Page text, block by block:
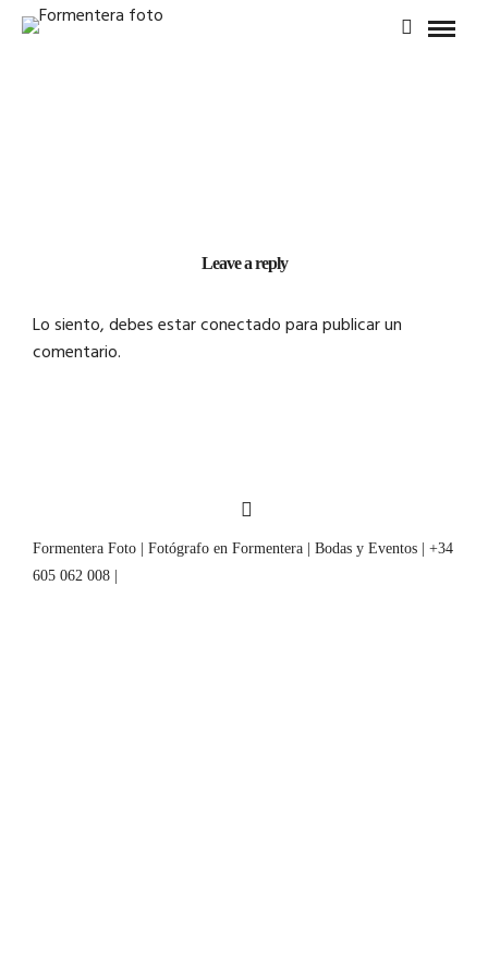
Leave a reply
Lo siento, debes estarconectadopara publicar un
comentario.
Formentera Foto | Fotógrafo en Formentera | Bodas y Eventos | +34
605 062 008 |